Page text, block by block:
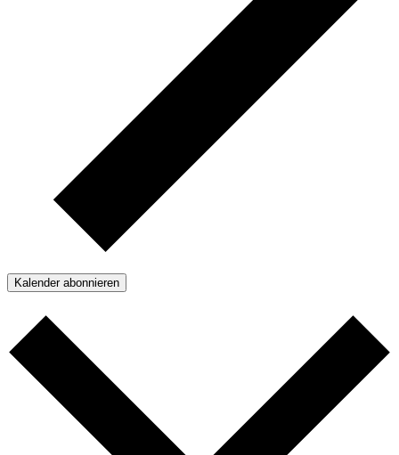
Kalender abonnieren